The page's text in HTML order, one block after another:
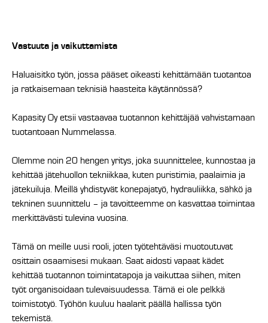
Vastuuta ja vaikuttamista
Haluaisitko työn, jossa pääset oikeasti kehittämään tuotantoa
ja ratkaisemaan teknisiä haasteita käytännössä?
Kapasity Oy etsii vastaavaa tuotannon kehittäjää vahvistamaan
tuotantoaan Nummelassa.
Olemme noin 20 hengen yritys, joka suunnittelee, kunnostaa ja
kehittää jätehuollon tekniikkaa, kuten puristimia, paalaimia ja
jätekuiluja. Meillä yhdistyvät konepajatyö, hydrauliikka, sähkö ja
tekninen suunnittelu – ja tavoitteemme on kasvattaa toimintaa
merkittävästi tulevina vuosina.
Tämä on meille uusi rooli, joten työtehtäväsi muotoutuvat
osittain osaamisesi mukaan. Saat aidosti vapaat kädet
kehittää tuotannon toimintatapoja ja vaikuttaa siihen, miten
työt organisoidaan tulevaisuudessa. Tämä ei ole pelkkä
toimistotyö. Työhön kuuluu haalarit päällä hallissa työn
tekemistä.